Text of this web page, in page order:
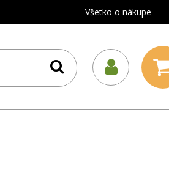
Všetko o nákupe